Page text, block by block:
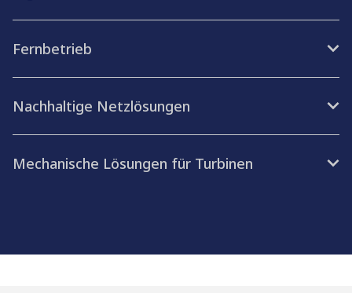
Fernbetrieb
Nachhaltige Netzlösungen
Mechanische Lösungen für Turbinen​